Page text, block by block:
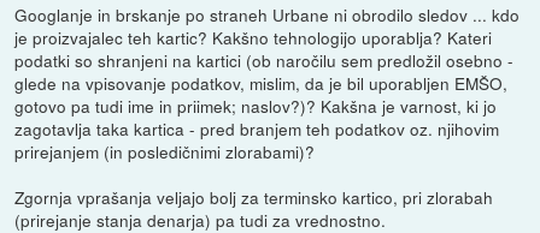
Googlanje in brskanje po straneh Urbane ni obrodilo sledov ... kdo
je proizvajalec teh kartic? Kakšno tehnologijo uporablja? Kateri
podatki so shranjeni na kartici (ob naročilu sem predložil osebno -
glede na vpisovanje podatkov, mislim, da je bil uporabljen EMŠO,
gotovo pa tudi ime in priimek; naslov?)? Kakšna je varnost, ki jo
zagotavlja taka kartica - pred branjem teh podatkov oz. njihovim
prirejanjem (in posledičnimi zlorabami)?
Zgornja vprašanja veljajo bolj za terminsko kartico, pri zlorabah
(prirejanje stanja denarja) pa tudi za vrednostno.